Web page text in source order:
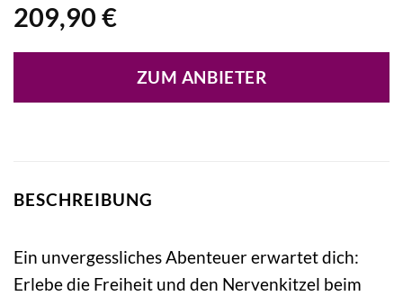
209,90 €
ZUM ANBIETER
BESCHREIBUNG
Ein unvergessliches Abenteuer erwartet dich:
Erlebe die Freiheit und den Nervenkitzel beim